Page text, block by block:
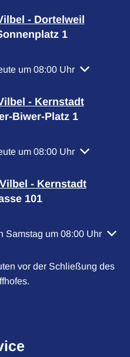
- Dortelweil
1
oder Schließzeiten
um 08:00 Uhr
- Kernstadt
Biwer-Platz 1
oder Schließzeiten
um 08:00 Uhr
- Kernstadt
101
oder Schließzeiten
Samstag um 08:00 Uhr
vor der Schließung des